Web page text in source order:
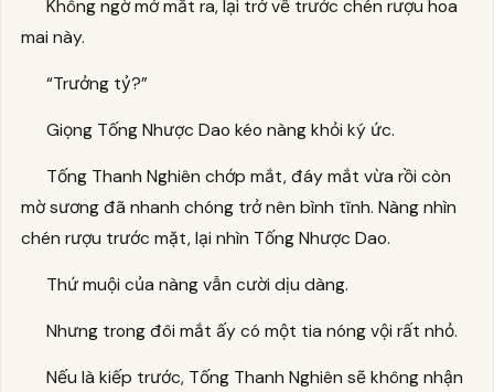
Không ngờ mở mắt ra, lại trở về trước chén rượu hoa
mai này.
“Trưởng tỷ?”
Giọng Tống Nhược Dao kéo nàng khỏi ký ức.
Tống Thanh Nghiên chớp mắt, đáy mắt vừa rồi còn
mờ sương đã nhanh chóng trở nên bình tĩnh. Nàng nhìn
chén rượu trước mặt, lại nhìn Tống Nhược Dao.
Thứ muội của nàng vẫn cười dịu dàng.
Nhưng trong đôi mắt ấy có một tia nóng vội rất nhỏ.
Nếu là kiếp trước, Tống Thanh Nghiên sẽ không nhận